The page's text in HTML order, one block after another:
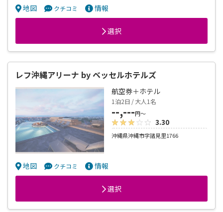
地図 クチコミ 情報
選択
レフ沖縄アリーナ by ベッセルホテルズ
航空券＋ホテル
1泊2日 / 大人1名
--,---円～
3.30
沖縄県沖縄市字諸見里1766
地図 クチコミ 情報
選択